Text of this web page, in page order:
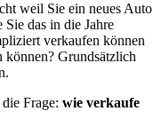
weil Sie ein neues Auto
das in die Jahre
verkaufen können
können? Grundsätzlich
Frage: wie verkaufe